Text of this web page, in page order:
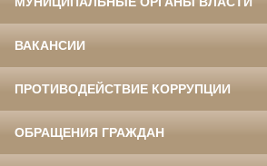
ВАКАНСИИ
ПРОТИВОДЕЙСТВИЕ КОРРУПЦИИ
ОБРАЩЕНИЯ ГРАЖДАН